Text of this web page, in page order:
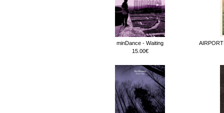
minDance - Waiting
15.00€